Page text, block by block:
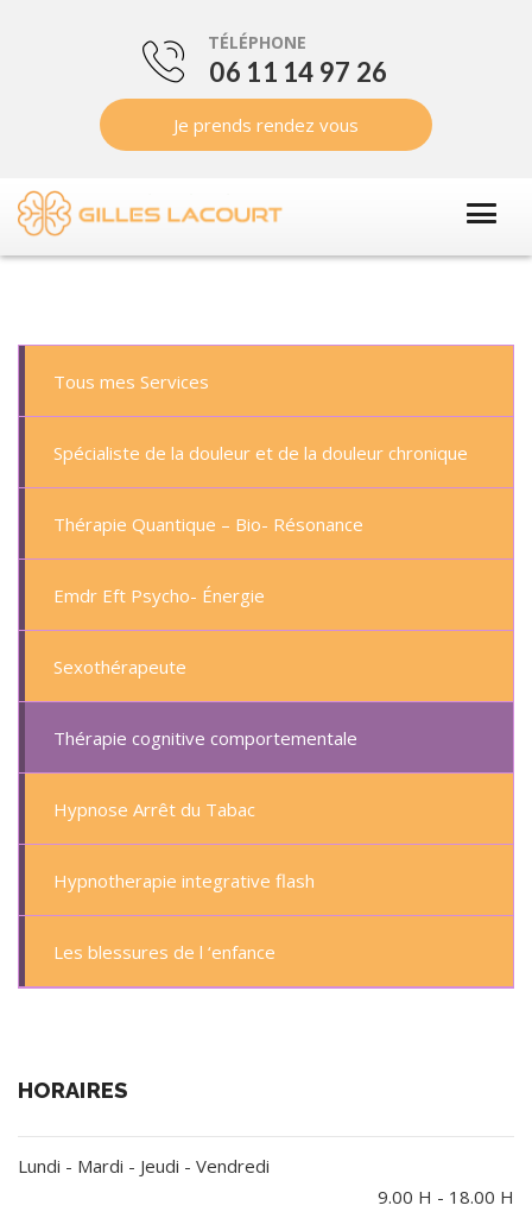
TÉLÉPHONE
06 11 14 97 26
Je prends rendez vous
Tous mes Services
Spécialiste de la douleur et de la douleur chronique
Thérapie Quantique – Bio- Résonance
Emdr Eft Psycho- Énergie
Sexothérapeute
Thérapie cognitive comportementale
Hypnose Arrêt du Tabac
Hypnotherapie integrative flash
Les blessures de l ‘enfance
HORAIRES
Lundi - Mardi - Jeudi - Vendredi
9.00 H - 18.00 H